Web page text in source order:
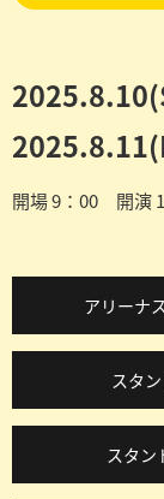
開場 9：00 開演
アリーナ
スタ
スタン